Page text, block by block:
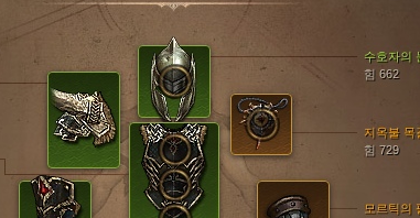
수호자의
힘 662
모르틱의
지옥불 목
힘 729